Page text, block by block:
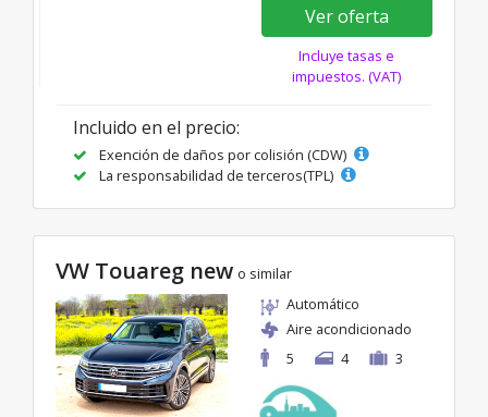
Ver oferta
Incluye tasas e
impuestos. (VAT)
Incluido en el precio:
Exención de daños por colisión (CDW)
La responsabilidad de terceros(TPL)
VW Touareg new o similar
Automático
Aire acondicionado
5
4 3